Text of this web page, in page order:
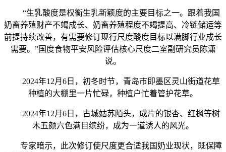
“生乳酸度是权衡生乳新颖度的主要目标之一。跟着我国
奶畜养殖财产不竭成长、奶畜养殖程度不竭提高、冷链储运等
前提持续改善，有需要修订现行尺度酸度目标以满脚行业成长
需要。”国度食物平安风险评估核心尺度二室副研究员陈潇
说。
2024年12月6日，初冬时节，青岛市即墨区灵山街道花草
种植的大棚里一片忙碌，种植户忙着管护花草。
2024年12月6日，古城姑苏陌头，成片的银杏、红枫等树
木五颜六色满目缤纷，成为一道诱人的风光。
专家暗示，此次修订使尺度更合适我国奶业现状，既保障